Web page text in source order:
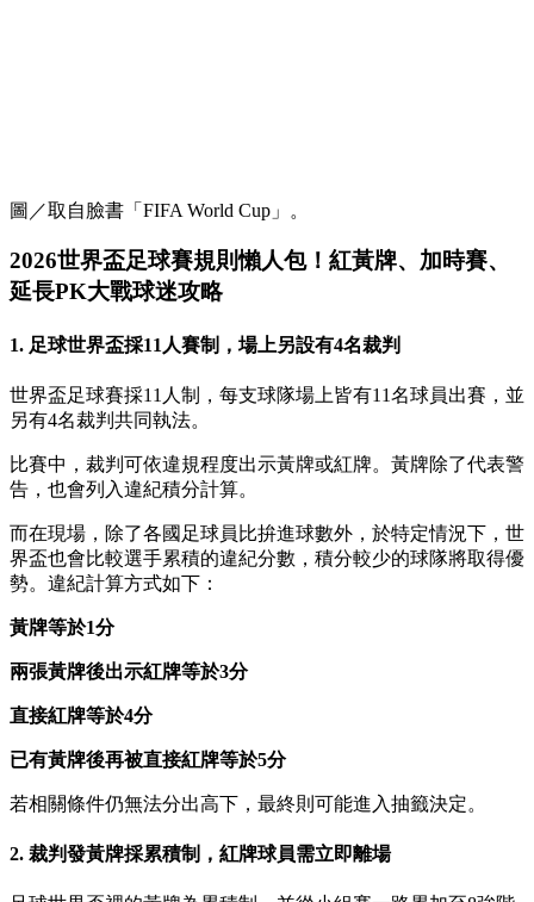
圖／取自臉書「FIFA World Cup」。
2026世界盃足球賽規則懶人包！紅黃牌、加時賽、
延長PK大戰球迷攻略
1. 足球世界盃採11人賽制，場上另設有4名裁判
世界盃足球賽採11人制，每支球隊場上皆有11名球員出賽，並
另有4名裁判共同執法。
比賽中，裁判可依違規程度出示黃牌或紅牌。黃牌除了代表警
告，也會列入違紀積分計算。
而在現場，除了各國足球員比拚進球數外，於特定情況下，世
界盃也會比較選手累積的違紀分數，積分較少的球隊將取得優
勢。違紀計算方式如下：
黃牌等於1分
兩張黃牌後出示紅牌等於3分
直接紅牌等於4分
已有黃牌後再被直接紅牌等於5分
若相關條件仍無法分出高下，最終則可能進入抽籤決定。
2. 裁判發黃牌採累積制，紅牌球員需立即離場